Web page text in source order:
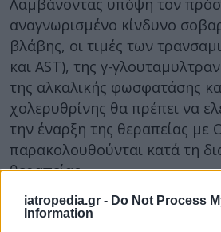
iatropedia.gr - Do Not Process
Information
αναγνωρισμένο κίνδυνο
βλάβης, οι τιμές των
και AST), της γ-
της αλκαλικής φωσφατάσης
χολερυθρίνης θα πρέπει να
την έναρξη της θεραπείας με
παρακολουθούνται κατά τη
θεραπείας.
Σε ασθενείς που εμφανίζουν
συμπτώματα που